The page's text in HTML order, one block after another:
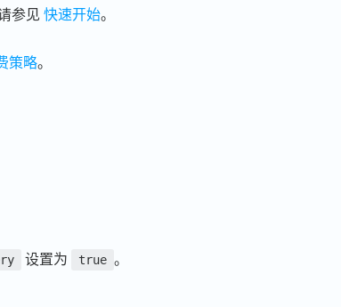
参见快速开始。
策略。
设置为 true 。